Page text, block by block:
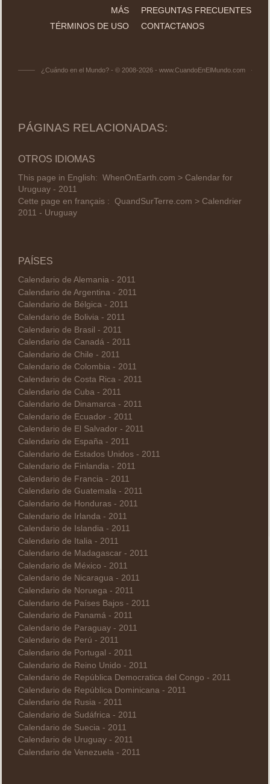
MÁS
PREGUNTAS FRECUENTES
TÉRMINOS DE USO
CONTACTANOS
¿Cuándo en el Mundo? - © 2008-2026 - www.CuandoEnElMundo.com
PÁGINAS RELACIONADAS:
OTROS IDIOMAS
This page in English: WhenOnEarth.com > Calendar for
Uruguay - 2011
Cette page en français : QuandSurTerre.com > Calendrier
2011 - Uruguay
PAÍSES
Calendario de Alemania - 2011
Calendario de Argentina - 2011
Calendario de Bélgica - 2011
Calendario de Bolivia - 2011
Calendario de Brasil - 2011
Calendario de Canadá - 2011
Calendario de Chile - 2011
Calendario de Colombia - 2011
Calendario de Costa Rica - 2011
Calendario de Cuba - 2011
Calendario de Dinamarca - 2011
Calendario de Ecuador - 2011
Calendario de El Salvador - 2011
Calendario de España - 2011
Calendario de Estados Unidos - 2011
Calendario de Finlandia - 2011
Calendario de Francia - 2011
Calendario de Guatemala - 2011
Calendario de Honduras - 2011
Calendario de Irlanda - 2011
Calendario de Islandia - 2011
Calendario de Italia - 2011
Calendario de Madagascar - 2011
Calendario de México - 2011
Calendario de Nicaragua - 2011
Calendario de Noruega - 2011
Calendario de Países Bajos - 2011
Calendario de Panamá - 2011
Calendario de Paraguay - 2011
Calendario de Perú - 2011
Calendario de Portugal - 2011
Calendario de Reino Unido - 2011
Calendario de República Democratica del Congo - 2011
Calendario de República Dominicana - 2011
Calendario de Rusia - 2011
Calendario de Sudáfrica - 2011
Calendario de Suecia - 2011
Calendario de Uruguay - 2011
Calendario de Venezuela - 2011